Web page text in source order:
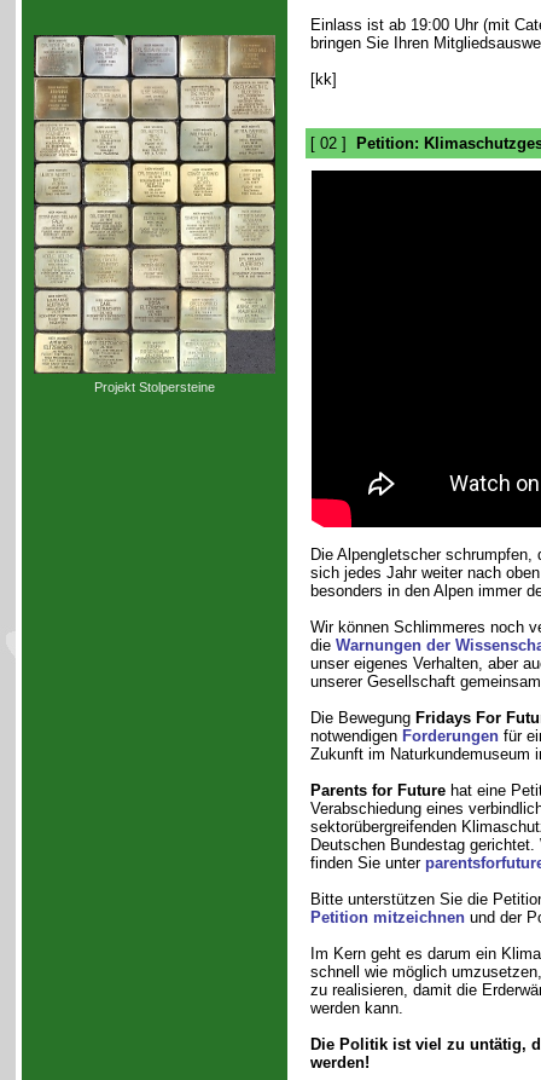
Projekt Stolpersteine
Einlass ist ab 19:00 Uhr (mit
bringen Sie Ihren
[kk]
[ 02 ] Petition:
Die Alpengletscher
sich jedes Jahr weiter nach
besonders in den Alpen immer
Wir können Schlimmeres noch
die Warnungen der
unser eigenes Verhalten, aber
unserer Gesellschaft
Die Bewegung Fridays For
notwendigen Forderungenfür
Zukunft im Naturkundemuseum
Parents for Futurehat eine
Verabschiedung eines
sektorübergreifenden
Deutschen Bundestag
finden Sie unter
Bitte unterstützen Sie die
Petition mitzeichnenund der
Im Kern geht es darum ein
schnell wie möglich
zu realisieren, damit die
werden kann.
Die Politik ist viel zu untätig,
werden!